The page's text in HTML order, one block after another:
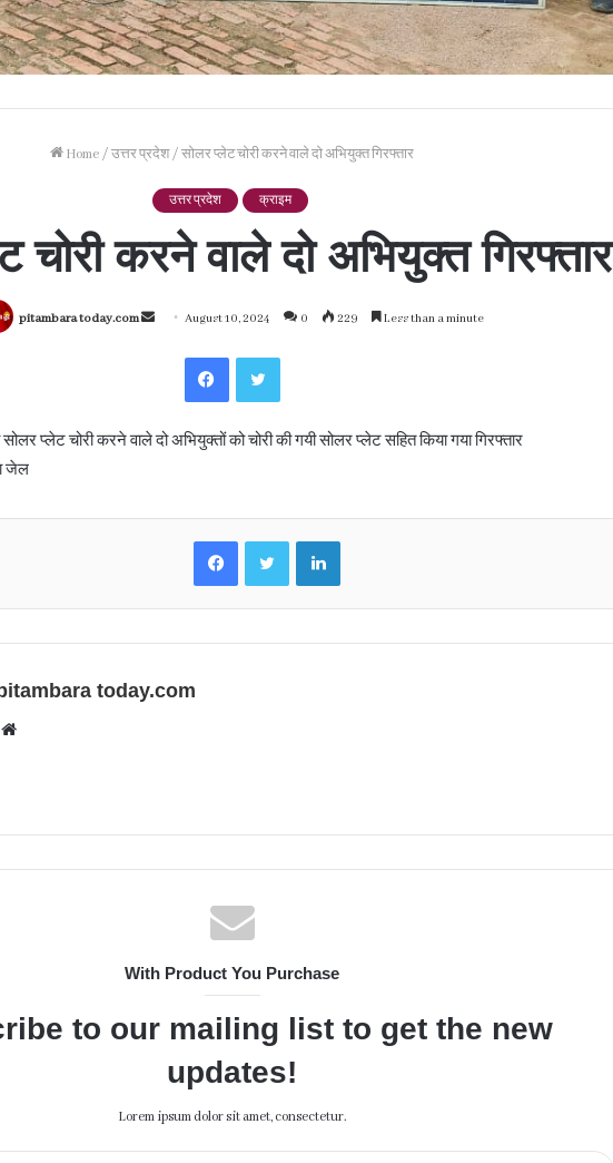
Home / उत्तर प्रदेश / सोलर प्लेट चोरी करने वाले दो अभियुक्त गिरफ्तार
उत्तर प्रदेश क्राइम
चोरी करने वाले दो अभियुक्त गिरफ्तार
pitambara today.com
Send August 10, 2024 0 229 Less than a minute
FacebookTwitter
सोलर प्लेट चोरी करने वाले दो अभियुक्तों को चोरी की गयी सोलर प्लेट सहित किया गया गिरफ्तार
जेल
FacebookTwitter LinkedIn
today.com
Website
With Product You Purchase
to our mailing list to get the new
updates!
Lorem ipsum dolor sit amet, consectetur.